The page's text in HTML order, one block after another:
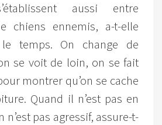
aussi entre
chiens ennemis, a-t-elle
temps. On change de
se voit de loin, on se fait
montrer qu’on se cache
Quand il n’est pas en
n’est pas agressif, assure-t-